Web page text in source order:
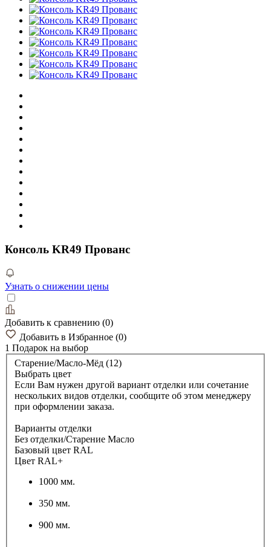
Консоль KR49 Прованс
Узнать о снижении цены
Добавить к сравнению (0)
Добавить в Избранное (0)
1 Подарок на выбор
Старение/Масло-Мёд (12)
Выбрать цвет
Если Вам нужен другой вариант отделки или сочетание
нескольких видов отделки, сообщите об этом менеджеру
при оформлении заказа.
Варианты отделки
Без отделки/Старение Масло
Базовый цвет RAL
Цвет RAL+
1000 мм.
350 мм.
900 мм.